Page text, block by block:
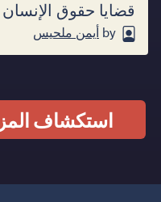
قضايا حقوق الإنسان
by أيمن ملحيس
استكشاف